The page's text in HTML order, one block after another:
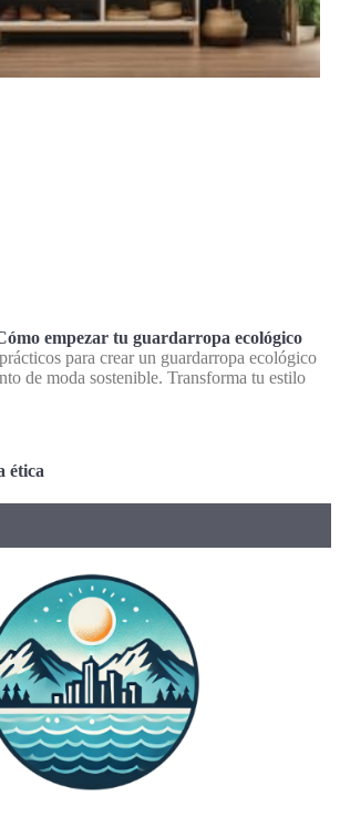
empezar tu guardarropa ecológico
para crear un guardarropa ecológico
de moda sostenible. Transforma tu estilo
ética